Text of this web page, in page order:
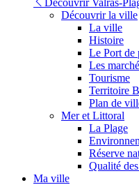
Découvrir Valras-
Découvrir la ville
La ville
Histoire
Le Port de
Les
Tourisme
Territoire
Plan de
Mer et Littoral
La Plage
Réserve
Qualité
Ma ville